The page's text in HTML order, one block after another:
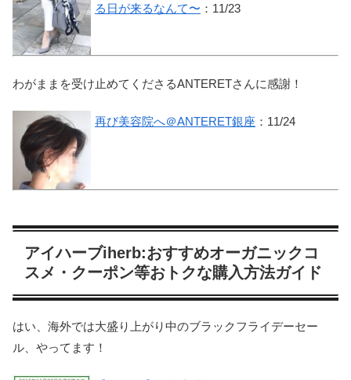
る日が来るなんて〜 ：11/23
わがままを受け止めてくださるANTERETさんに感謝！
再び美容院へ＠ANTERET銀座 ：11/24
アイハーブiherb:おすすめオーガニックコ
スメ・クーポン等おトクな購入方法ガイド
はい、海外では大盛り上がり中のブラックフライデーセー
ル、やってます！